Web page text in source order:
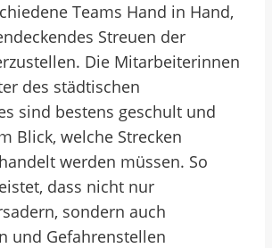
Teams Hand in Hand,
Streuen der
Die Mitarbeiterinnen
des städtischen
sind bestens geschult und
Blick, welche Strecken
werden müssen. So
dass nicht nur
sondern auch
und Gefahrenstellen